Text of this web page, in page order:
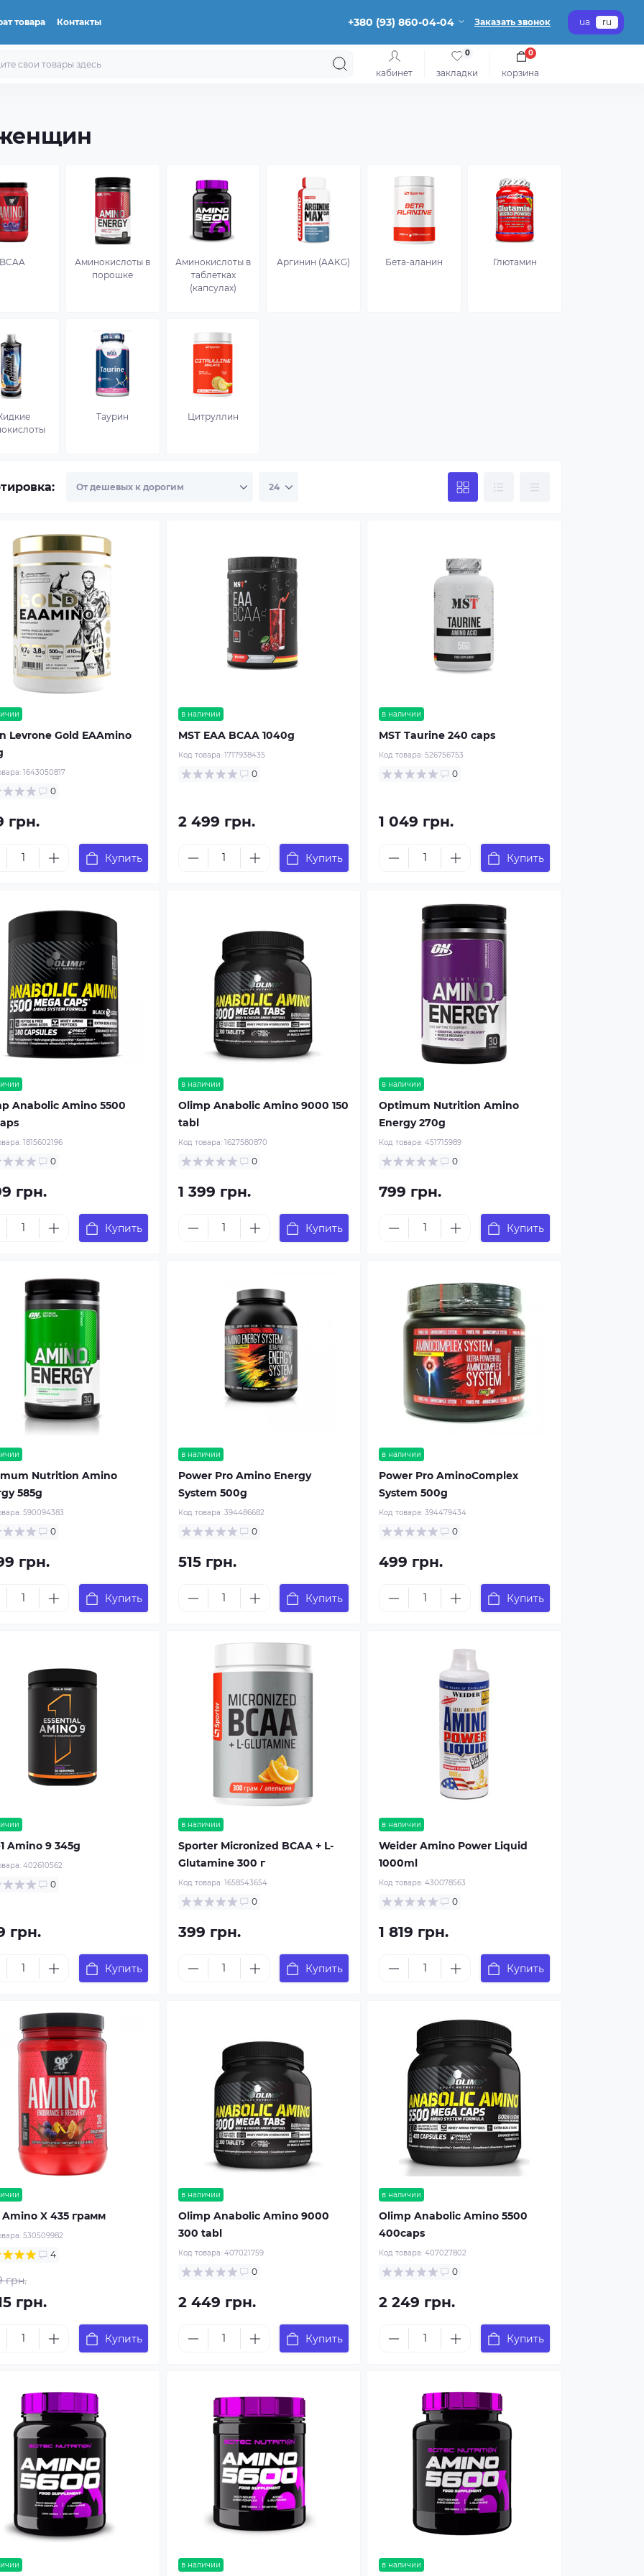
товара Контакты +380 (93) 860-04-04 Заказать звонок ua ru
кабинет закладки
0
корзина
0
BCAA
Аминокислоты в
порошке
Аминокислоты в
таблетках
(капсулах)
Аргинин (AAKG) Бета-аланин Глютамин
Таурин Цитруллин
Levrone Gold EAAmino
1643050817
0
грн.
Купить
в наличии
MST EAA BCAA 1040g
Код товара: 1717938435
0
2 499 грн.
Купить
в наличии
MST Taurine 240 caps
Код товара:526756753
0
1 049 грн.
Купить
Anabolic Amino 5500
1815602196
0
грн.
Купить
в наличии
Olimp Anabolic Amino 9000 150
tabl
Код товара: 1627580870
0
1 399 грн.
Купить
в наличии
Optimum Nutrition Amino
Energy 270g
Код товара:451715989
0
799 грн.
Купить
Nutrition Amino
585g
590094383
0
грн.
Купить
в наличии
Power Pro Amino Energy
System 500g
Код товара: 394486682
0
515 грн.
Купить
в наличии
Power Pro AminoComplex
System 500g
Код товара:394479434
0
499 грн.
Купить
Amino 9 345g
402610562
0
грн.
Купить
в наличии
Sporter Micronized BCAA + L-
Glutamine 300 г
Код товара: 1658543654
0
399 грн.
Купить
в наличии
Weider Amino Power Liquid
1000ml
Код товара:430078563
0
1 819 грн.
Купить
Amino X 435 грамм
530509982
4
грн.
грн.
Купить
в наличии
Olimp Anabolic Amino 9000
300 tabl
Код товара: 407021759
0
2 449 грн.
Купить
в наличии
Olimp Anabolic Amino 5500
400caps
Код товара:407027802
0
2 249 грн.
Купить
в наличии в наличии